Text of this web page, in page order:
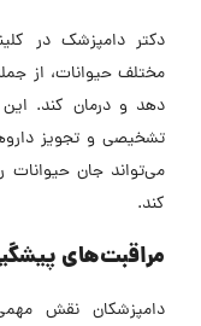
دکتر دامپزشک در
مختلف حیوانات، از
دهد و درمان کند. این
تشخیصی و تجویز
می‌تواند جان حیوانات
کند.
مراقبت‌های
دامپزشکان نقش